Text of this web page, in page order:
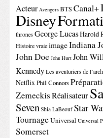
Acteur Avengers BTSCanal+
Disney
thrones George LucasHarold
Histoire vraie imageIndiana
John Doe John Hurt John
Kennedy Les aventuriers de
NetflixPhil Connors
ZemeckisRéalisateur
Seven Shia LaBeouf Star
TournageUniversal Universal
Somerset